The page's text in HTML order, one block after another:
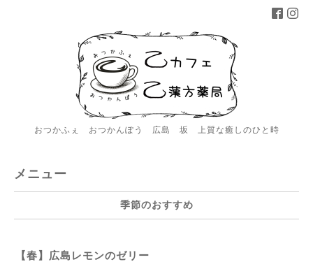
おつかふぇ おつかんぽう 広島 坂 上質な癒しのひと時
メニュー
季節のおすすめ
【春】広島レモンのゼリー